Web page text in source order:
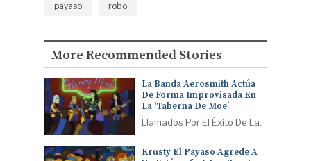
payaso robo
More Recommended Stories
La Banda Aerosmith Actúa
De Forma Improvisada En
La ‘Taberna De Moe’
Llamados Por El Éxito De La.
Krusty El Payaso Agrede A